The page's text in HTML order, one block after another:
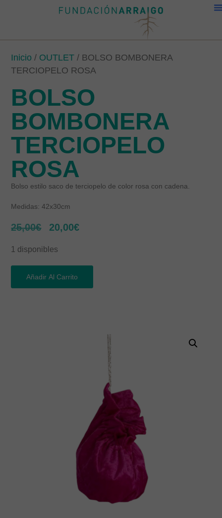
Inicio / OUTLET / BOLSO BOMBONERA
TERCIOPELO ROSA
BOLSO
BOMBONERA
TERCIOPELO
ROSA
Bolso estilo saco de terciopelo de color rosa con cadena.
Medidas: 42x30cm
25,00€ 20,00€
1 disponibles
Añadir Al Carrito